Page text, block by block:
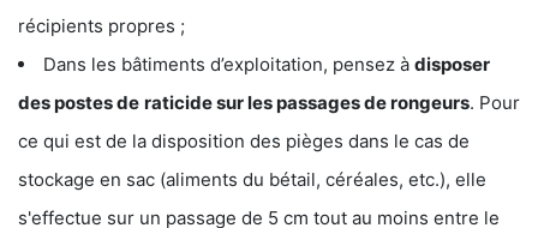
récipients propres ;
Dans les bâtiments d’exploitation, pensez à disposer
des postes de raticide sur les passages de rongeurs. Pour
ce qui est de la disposition des pièges dans le cas de
stockage en sac (aliments du bétail, céréales, etc.), elle
s'effectue sur un passage de 5 cm tout au moins entre le